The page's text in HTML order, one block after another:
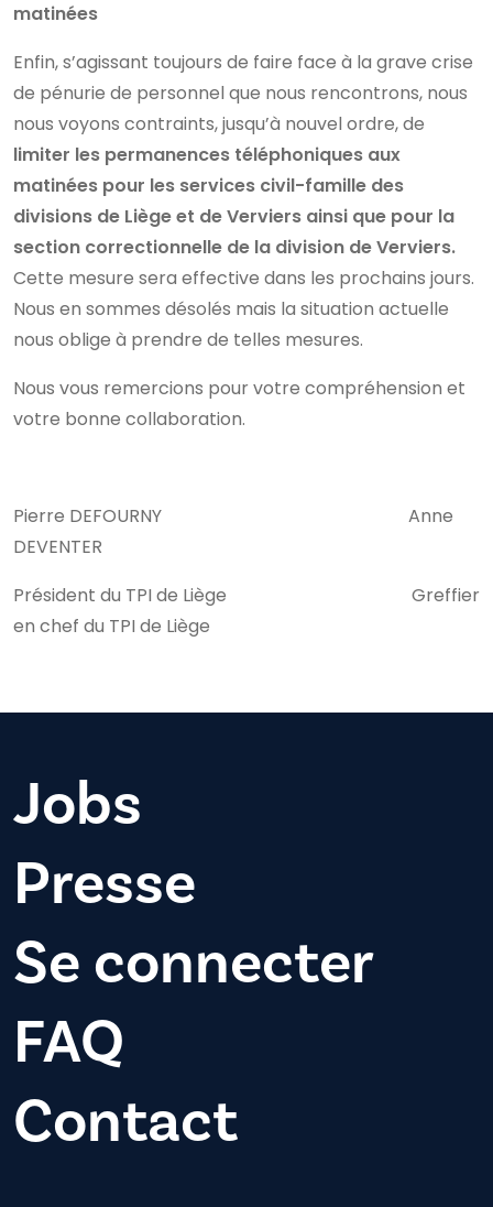
matinées
Enfin, s’agissant toujours de faire face à la grave crise
de pénurie de personnel que nous rencontrons, nous
nous voyons contraints, jusqu’à nouvel ordre, de
limiter les permanences téléphoniques aux
matinées pour les services civil-famille des
divisions de Liège et de Verviers ainsi que pour la
section correctionnelle de la division de Verviers.
Cette mesure sera effective dans les prochains jours.
Nous en sommes désolés mais la situation actuelle
nous oblige à prendre de telles mesures.
Nous vous remercions pour votre compréhension et
votre bonne collaboration.
Pierre DEFOURNY Anne
DEVENTER
Président du TPI de Liège Greffier
en chef du TPI de Liège
Jobs
Presse
Se connecter
FAQ
Contact